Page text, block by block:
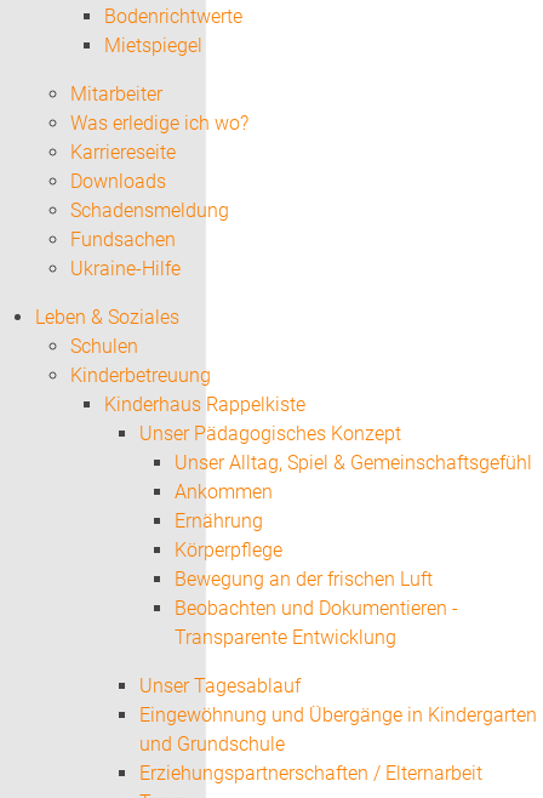
Bodenrichtwerte
Mietspiegel
Mitarbeiter
Was erledige ich wo?
Karriereseite
Downloads
Schadensmeldung
Fundsachen
Ukraine-Hilfe
Leben & Soziales
Schulen
Kinderbetreuung
Kinderhaus Rappelkiste
Unser Pädagogisches Konzept
Unser Alltag, Spiel & Gemeinschaftsgefühl
Ankommen
Ernährung
Körperpflege
Bewegung an der frischen Luft
Beobachten und Dokumentieren -
Transparente Entwicklung
Unser Tagesablauf
Eingewöhnung und Übergänge in Kindergarten
und Grundschule
Erziehungspartnerschaften / Elternarbeit